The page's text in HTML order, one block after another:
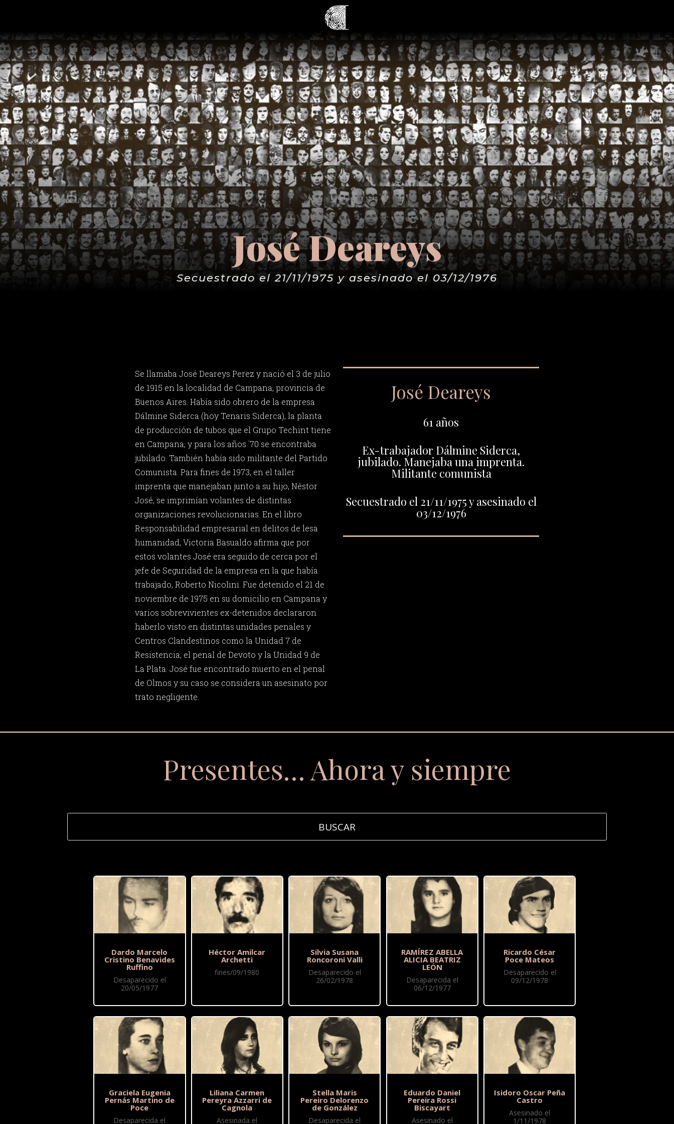
José Deareys
Secuestrado el 21/11/1975 y asesinado el 03/12/1976
Se llamaba José Deareys Perez y nació el 3 de julio
de 1915 en la localidad de Campana, provincia de
Buenos Aires. Había sido obrero de la empresa
Dálmine Siderca (hoy Tenaris Siderca), la planta
de producción de tubos que el Grupo Techint tiene
en Campana, y para los años ´70 se encontraba
jubilado. También había sido militante del Partido
Comunista. Para fines de 1973, en el taller
imprenta que manejaban junto a su hijo, Néstor
José, se imprimían volantes de distintas
organizaciones revolucionarias. En el libro
Responsabilidad empresarial en delitos de lesa
humanidad, Victoria Basualdo afirma que por
estos volantes José era seguido de cerca por el
jefe de Seguridad de la empresa en la que había
trabajado, Roberto Nicolini. Fue detenido el 21 de
noviembre de 1975 en su domicilio en Campana y
varios sobrevivientes ex-detenidos declararon
haberlo visto en distintas unidades penales y
Centros Clandestinos como la Unidad 7 de
Resistencia, el penal de Devoto y la Unidad 9 de
La Plata. José fue encontrado muerto en el penal
de Olmos y su caso se considera un asesinato por
trato negligente.
José Deareys
61 años
Ex-trabajador Dálmine Siderca,
jubilado. Manejaba una imprenta.
Militante comunista
Secuestrado el 21/11/1975 y asesinado el
03/12/1976
Presentes… Ahora y siempre
Dardo Marcelo
Cristino Benavides
Ruffino
Desaparecido el
20/05/1977
Graciela Eugenia
Pernás Martino de
Poce
Desaparecida el
Héctor Amilcar
Archetti
fines/09/1980
Liliana Carmen
Pereyra Azzarri de
Cagnola
Asesinada el
Silvia Susana
Roncoroni Valli
Desaparecido el
26/02/1978
Stella Maris
Pereiro Delorenzo
de González
Desaparecida el
RAMÍREZ ABELLA
ALICIA BEATRIZ
LEÓN
Desaparecida el
06/12/1977
Eduardo Daniel
Pereira Rossi
Biscayart
Asesinado el
Ricardo César
Poce Mateos
Desaparecido el
09/12/1978
Isidoro Oscar Peña
Castro
Asesinado el
1/11/1978